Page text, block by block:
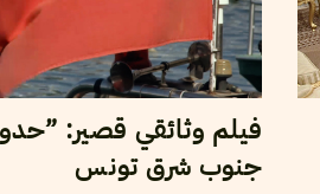
فيلم وثائقي قصير:
جنوب شرق تونس